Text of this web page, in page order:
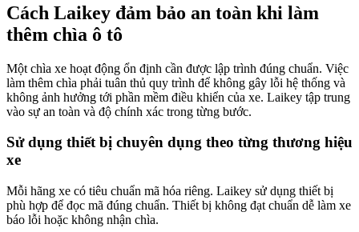
Cách Laikey đảm bảo an toàn khi làm
thêm chìa ô tô
Một chìa xe hoạt động ổn định cần được lập trình đúng chuẩn. Việc
làm thêm chìa phải tuân thủ quy trình để không gây lỗi hệ thống và
không ảnh hưởng tới phần mềm điều khiển của xe. Laikey tập trung
vào sự an toàn và độ chính xác trong từng bước.
Sử dụng thiết bị chuyên dụng theo từng thương hiệu
xe
Mỗi hãng xe có tiêu chuẩn mã hóa riêng. Laikey sử dụng thiết bị
phù hợp để đọc mã đúng chuẩn. Thiết bị không đạt chuẩn dễ làm xe
báo lỗi hoặc không nhận chìa.